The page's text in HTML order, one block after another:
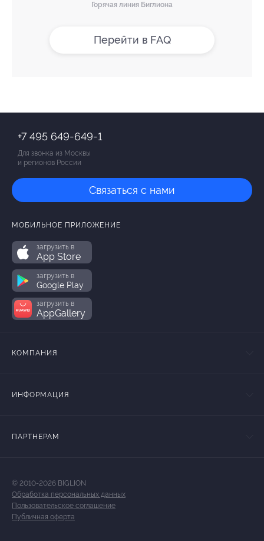
Горячая линия Биглиона
Перейти в FAQ
+7 495 649-649-1
Для звонка из Москвы
и регионов России
Связаться с нами
МОБИЛЬНОЕ ПРИЛОЖЕНИЕ
загрузить в
App Store
загрузить в
Google Play
загрузить в
AppGallery
КОМПАНИЯ
ИНФОРМАЦИЯ
ПАРТНЕРАМ
© 2010-2026 BIGLION
Обработка персональных данных
Пользовательское соглашение
Публичная оферта